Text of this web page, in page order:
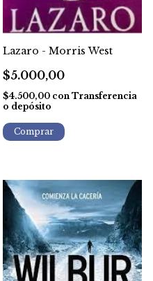
Lazaro - Morris West
$5.000,00
$4.500,00 con Transferencia
o depósito